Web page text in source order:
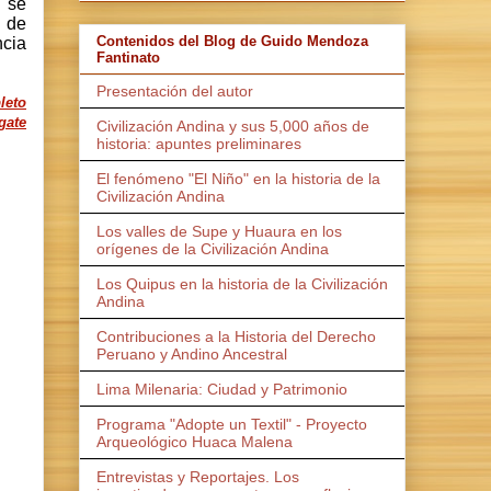
se
de
Contenidos del Blog de Guido Mendoza
Fantinato
Presentación del autor
Civilización Andina y sus 5,000 años de
historia: apuntes preliminares
El fenómeno "El Niño" en la historia de la
Civilización Andina
Los valles de Supe y Huaura en los
orígenes de la Civilización Andina
Los Quipus en la historia de la Civilización
Andina
Contribuciones a la Historia del Derecho
Peruano y Andino Ancestral
Lima Milenaria: Ciudad y Patrimonio
Programa "Adopte un Textil" - Proyecto
Arqueológico Huaca Malena
Entrevistas y Reportajes. Los